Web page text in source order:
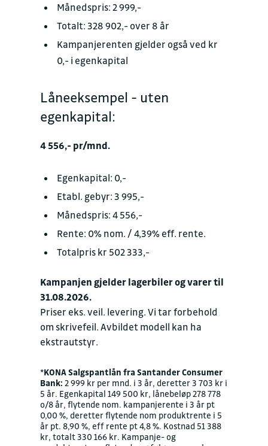
Månedspris: 2 999,-
Totalt: 328 902,- over 8 år
Kampanjerenten gjelder også ved kr
0,- i egenkapital
Låneeksempel - uten
egenkapital:
4 556,- pr/mnd.
Egenkapital: 0,-
Etabl. gebyr: 3 995,-
Månedspris: 4 556,-
Rente: 0% nom. / 4,39% eff. rente.
Totalpris kr 502 333,-
Kampanjen gjelder lagerbiler og varer til
31.08.2026.
Priser eks. veil. levering. Vi tar forbehold
om skrivefeil. Avbildet modell kan ha
ekstrautstyr.
*KONA Salgspantlån fra Santander Consumer
Bank: 2 999 kr per mnd. i 3 år, deretter 3 703 kr i
5 år. Egenkapital 149 500 kr, lånebeløp 278 778
o/8 år, flytende nom. kampanjerente i 3 år pt
0,00 %, deretter flytende nom produktrente i 5
år pt. 8,90 %, eff rente pt 4,8 %. Kostnad 51 388
kr, totalt 330 166 kr. Kampanje- og